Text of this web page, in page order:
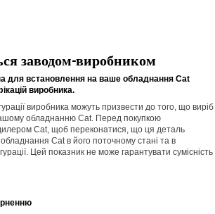
заводом-виробником
для встановлення на ваше обладнання Cat
виробника.
виробника можуть призвести до того, що виріб
обладнанню Cat. Перед покупкою
Cat, щоб переконатися, що ця деталь
Cat в його поточному стані та в
Цей показник не може гарантувати сумісність